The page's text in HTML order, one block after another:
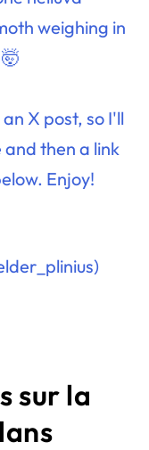
weighing in
X post, so I'll
and then a link
Enjoy!
sur la